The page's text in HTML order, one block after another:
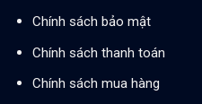
Chính sách bảo mật
Chính sách thanh toán
Chính sách mua hàng